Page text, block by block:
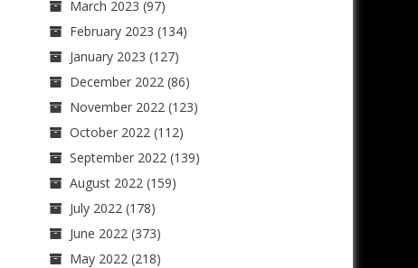
March 2023 (97)
February 2023 (134)
January 2023 (127)
December 2022(86)
November 2022(123)
October 2022(112)
September 2022(139)
August 2022(159)
July 2022(178)
June 2022(373)
May 2022(218)